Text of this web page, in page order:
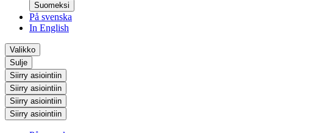
Suomeksi
På svenska
In English
Valikko
Sulje
Siirry asiointiin
Siirry asiointiin
Siirry asiointiin
Siirry asiointiin